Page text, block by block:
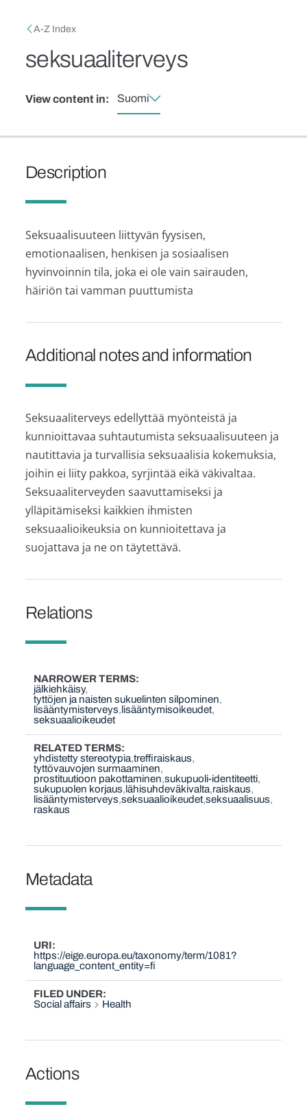
Breadcrumb
A-Z Index
seksuaaliterveys
View content in: Suomi
Description
Seksuaalisuuteen liittyvän fyysisen,
emotionaalisen, henkisen ja sosiaalisen
hyvinvoinnin tila, joka ei ole vain sairauden,
häiriön tai vamman puuttumista
Additional notes and information
Seksuaaliterveys edellyttää myönteistä ja
kunnioittavaa suhtautumista seksuaalisuuteen ja
nautittavia ja turvallisia seksuaalisia kokemuksia,
joihin ei liity pakkoa, syrjintää eikä väkivaltaa.
Seksuaaliterveyden saavuttamiseksi ja
ylläpitämiseksi kaikkien ihmisten
seksuaalioikeuksia on kunnioitettava ja
suojattava ja ne on täytettävä.
Relations
NARROWER TERMS
jälkiehkäisy
tyttöjen ja naisten sukuelinten silpominen
lisääntymisterveys lisääntymisoikeudet
seksuaalioikeudet
RELATED TERMS
yhdistetty stereotypia treffiraiskaus
tyttövauvojen surmaaminen
prostituutioon pakottaminen sukupuoli-identiteetti
sukupuolen korjaus lähisuhdeväkivalta raiskaus
lisääntymisterveys seksuaalioikeudet seksuaalisuus
raskaus
Metadata
URI
https://eige.europa.eu/taxonomy/term/1081?
language_content_entity=fi
FILED UNDER
Social affairs
Health
Actions